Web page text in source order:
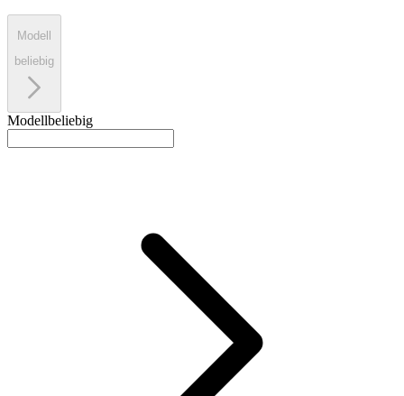
Modell
beliebig
Modellbeliebig